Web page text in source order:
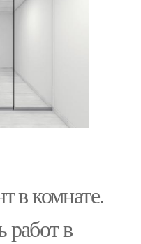
в комнате.
работ в